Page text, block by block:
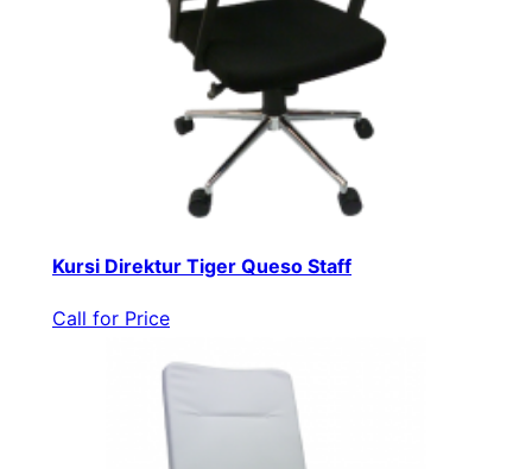
Kursi Direktur Tiger Queso Staff
Call for Price